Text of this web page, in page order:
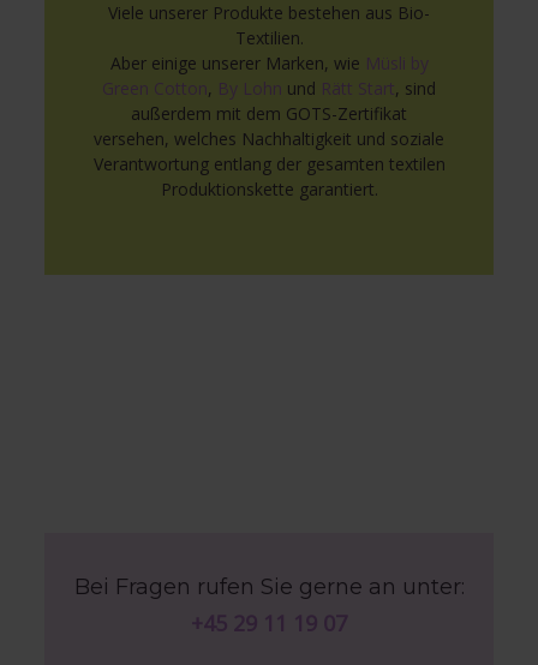
Viele unserer Produkte bestehen aus Bio-
Textilien.
Aber einige unserer Marken, wie Müsli by
Green Cotton, By Lohn und Rätt Start, sind
außerdem mit dem GOTS-Zertifikat
versehen, welches Nachhaltigkeit und soziale
Verantwortung entlang der gesamten textilen
Produktionskette garantiert.
Bei Fragen rufen Sie gerne an unter:
+45 29 11 19 07